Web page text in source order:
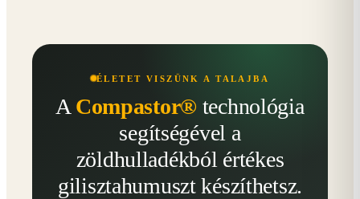
ÉLETET VISZÜNK A TALAJBA
A Compastor® technológia
segítségével a
zöldhulladékból értékes
gilisztahumuszt készíthetsz.